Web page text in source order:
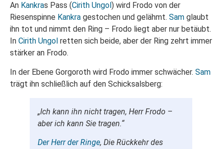
An Kankras Pass (Cirith Ungol ) wird Frodo von der
Riesenspinne Kankra gestochen und gelähmt. Sam glaubt
ihn tot und nimmt den Ring – Frodo liegt aber nur betäubt.
In Cirith Ungol retten sich beide, aber der Ring zehrt immer
stärker an Frodo.
In der Ebene Gorgoroth wird Frodo immer schwächer. Sam
trägt ihn schließlich auf den Schicksalsberg:
„Ich kann ihn nicht tragen, Herr Frodo –
aber ich kann Sie tragen.“
Der Herr der Ringe, Die Rückkehr des